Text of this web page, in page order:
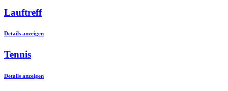
Lauftreff
Details anzeigen
Tennis
Details anzeigen